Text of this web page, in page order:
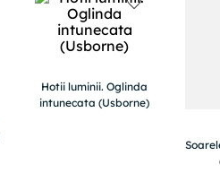
Hotii luminii. Oglinda
intunecata (Usborne)